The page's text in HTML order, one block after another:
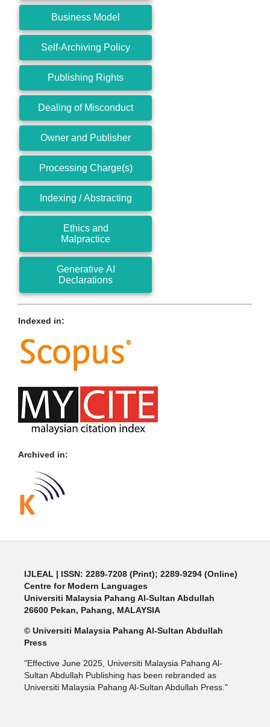
Business Model
Self-Archiving Policy
Publishing Rights
Dealing of Misconduct
Owner and Publisher
Processing Charge(s)
Indexing / Abstracting
Ethics and
Malpractice
Generative AI
Declarations
Indexed in:
Archived in:
IJLEAL | ISSN: 2289-7208 (Print); 2289-9294 (Online)
Centre for Modern Languages
Universiti Malaysia Pahang Al-Sultan Abdullah
26600 Pekan, Pahang, MALAYSIA
© Universiti Malaysia Pahang Al-Sultan Abdullah
Press
"Effective June 2025, Universiti Malaysia Pahang Al-
Sultan Abdullah Publishing has been rebranded as
Universiti Malaysia Pahang Al-Sultan Abdullah Press."